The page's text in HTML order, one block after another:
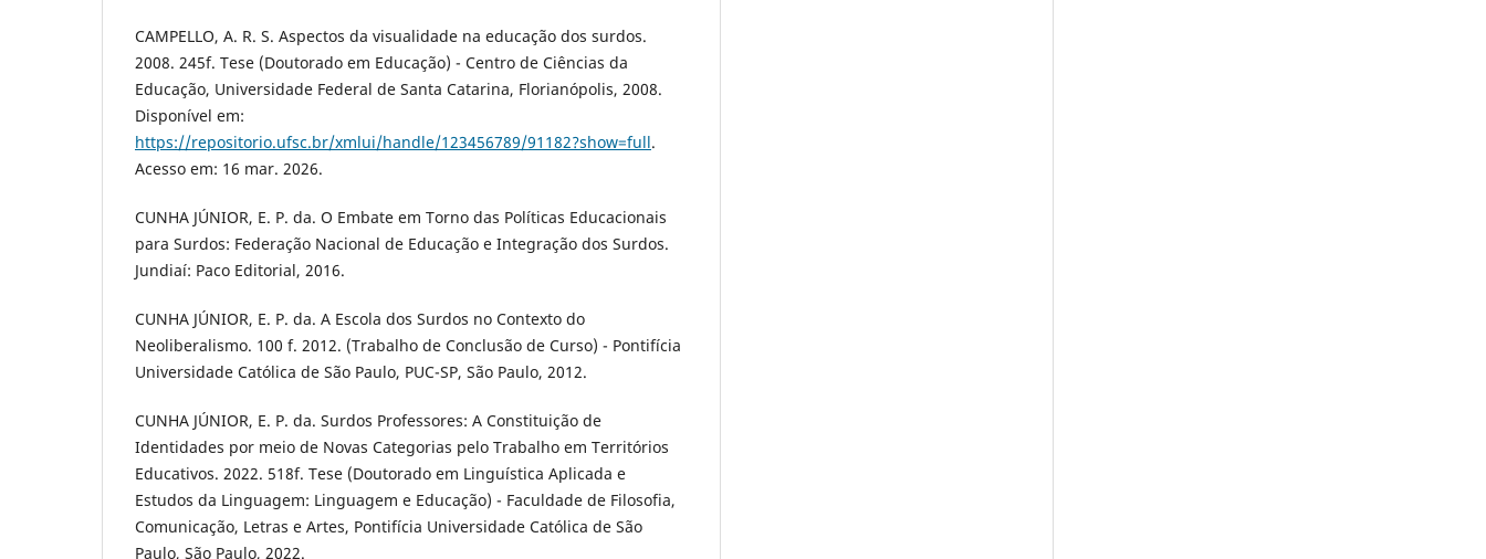
CAMPELLO, A. R. S. Aspectos da visualidade na educação dos surdos.
2008. 245f. Tese (Doutorado em Educação) - Centro de Ciências da
Educação, Universidade Federal de Santa Catarina, Florianópolis, 2008.
Disponível em:
https://repositorio.ufsc.br/xmlui/handle/123456789/91182?show=full.
Acesso em: 16 mar. 2026.
CUNHA JÚNIOR, E. P. da. O Embate em Torno das Políticas Educacionais
para Surdos: Federação Nacional de Educação e Integração dos Surdos.
Jundiaí: Paco Editorial, 2016.
CUNHA JÚNIOR, E. P. da. A Escola dos Surdos no Contexto do
Neoliberalismo. 100 f. 2012. (Trabalho de Conclusão de Curso) - Pontifícia
Universidade Católica de São Paulo, PUC-SP, São Paulo, 2012.
CUNHA JÚNIOR, E. P. da. Surdos Professores: A Constituição de
Identidades por meio de Novas Categorias pelo Trabalho em Territórios
Educativos. 2022. 518f. Tese (Doutorado em Linguística Aplicada e
Estudos da Linguagem: Linguagem e Educação) - Faculdade de Filosofia,
Comunicação, Letras e Artes, Pontifícia Universidade Católica de São
Paulo, São Paulo, 2022.